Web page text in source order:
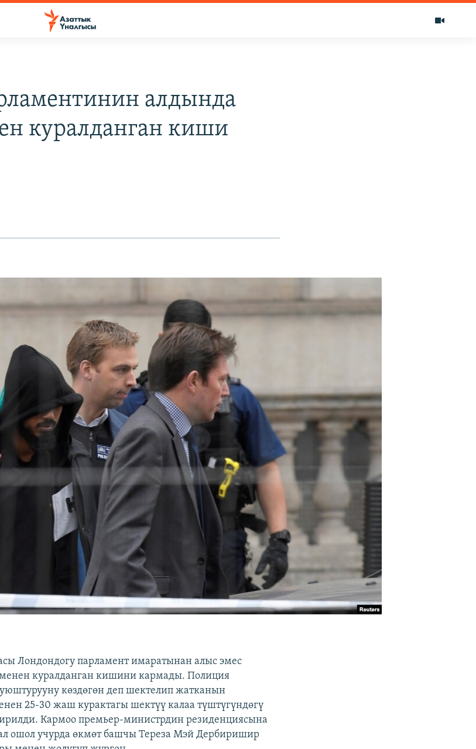
алдында
куралданган киши
Лондондогу парламент имаратынан алыс эмес
куралданган кишини кармады. Полиция
көздөгөн деп шектелип жатканын
25-30 жаш курактагы шектүү калаа түштүгүндөгү
Кармоо премьер-министрдин резиденциясына
ошол учурда өкмөт башчы Тереза Мэй Дербиришир